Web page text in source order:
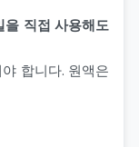
직접 사용해도
합니다. 원액은